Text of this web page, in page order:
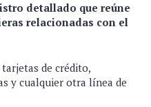
detallado que reúne
relacionadas con el
de crédito,
y cualquier otra línea de